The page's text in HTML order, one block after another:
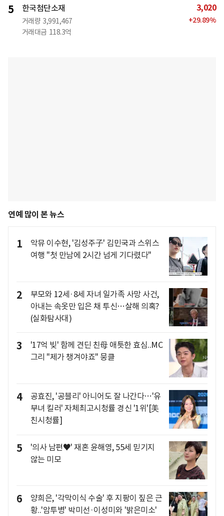
5 한국첨단소재
거래량 3,991,467
거래대금 118.3억
3,020
+29.89%
연예 많이 본 뉴스
1
악뮤 이수현, '김성주子' 김민국과 스위스
여행 "첫 만남에 2시간 넘게 기다렸다"
2
부모와 12세·8세 자녀 일가족 사망 사건,
아내는 속옷만 입은 채 투신…살해 의혹?
(실화탐사대)
3
'17억 빚' 함께 견딘 친母 애틋한 효심..MC
그리 "제가 챙겨야죠" 뭉클
4
공효진, '공블리' 아니어도 잘 나간다…'유
부녀 킬러' 자체최고시청률 경신 '1위'[美
친시청률]
5
'의사 남편♥' 재혼 윤해영, 55세 믿기지
않는 미모
6
양희은, '각막이식 수술' 후 지팡이 짚은 근
황..'암투병' 박미선·이성미와 '밝은미소'